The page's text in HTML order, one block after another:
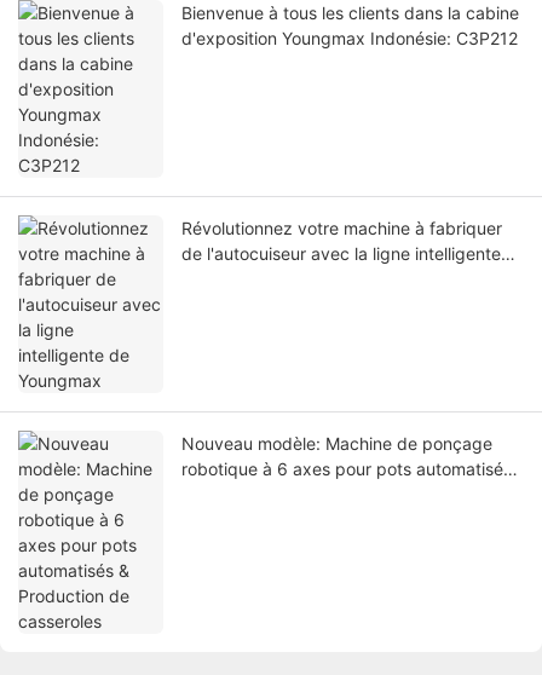
Bienvenue à tous les clients dans la cabine
d'exposition Youngmax Indonésie: C3P212
Révolutionnez votre machine à fabriquer
de l'autocuiseur avec la ligne intelligente
Nouveau modèle: Machine de ponçage
robotique à 6 axes pour pots automatisés